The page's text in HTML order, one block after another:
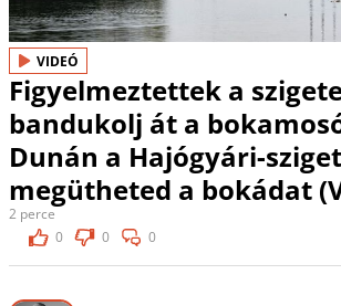
VIDEÓ
Figyelmeztettek a
bandukolj át a
Dunán a Hajógyári-
megütheted a bokádat
2 perce
0
0 0